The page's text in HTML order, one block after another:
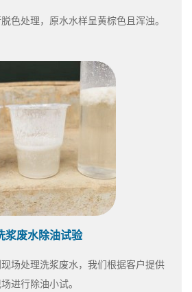
色处理，原水水样呈黄棕色且浑浊。
浆废水除油试验
场处理洗浆废水，我们根据客户提供
进行除油小试。